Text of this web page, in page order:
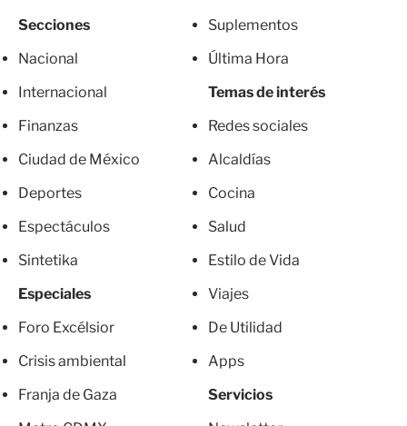
Secciones
Nacional
Internacional
Finanzas
Ciudad de México
Deportes
Espectáculos
Sintetika
Especiales
Foro Excélsior
Crisis ambiental
Franja de Gaza
Suplementos
Última Hora
Temas de interés
Redes sociales
Alcaldías
Cocina
Salud
Estilo de Vida
Viajes
De Utilidad
Apps
Servicios